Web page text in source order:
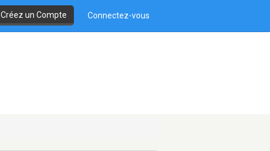
Créez un Compte Connectez-vous